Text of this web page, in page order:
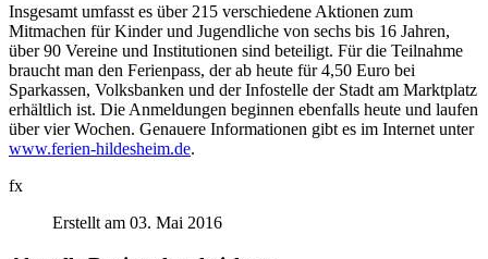
Insgesamt umfasst es über 215 verschiedene Aktionen zum
Mitmachen für Kinder und Jugendliche von sechs bis 16 Jahren,
über 90 Vereine und Institutionen sind beteiligt. Für die Teilnahme
braucht man den Ferienpass, der ab heute für 4,50 Euro bei
Sparkassen, Volksbanken und der Infostelle der Stadt am Marktplatz
erhältlich ist. Die Anmeldungen beginnen ebenfalls heute und laufen
über vier Wochen. Genauere Informationen gibt es im Internet unter
www.ferien-hildesheim.de.
fx
Erstellt am 03. Mai 2016